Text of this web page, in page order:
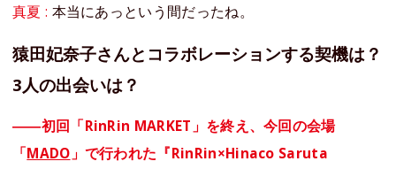
真夏 : 本当にあっという間だったね。
猿田妃奈子さんとコラボレーションする契機は？
3人の出会いは？
――初回「RinRin MARKET」を終え、今回の会場
「MADO 」で行われた『RinRin×Hinaco Saruta